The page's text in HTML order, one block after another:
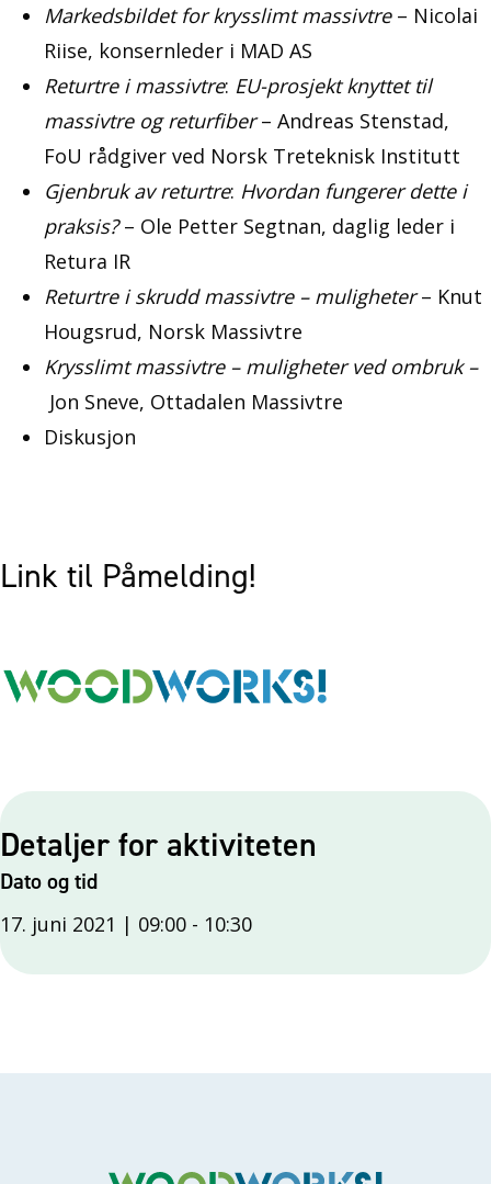
Markedsbildet for krysslimt massivtre– Nicolai
Riise, konsernleder i MAD AS
Returtre i massivtre: EU-prosjekt knyttet til
massivtre og returfiber– Andreas Stenstad,
FoU rådgiver ved Norsk Treteknisk Institutt
Gjenbruk av returtre: Hvordan fungerer dette i
praksis?– Ole Petter Segtnan, daglig leder i
Retura IR
Returtre i skrudd massivtre – muligheter– Knut
Hougsrud, Norsk Massivtre
Krysslimt massivtre – muligheter ved ombruk –
Jon Sneve, Ottadalen Massivtre
Diskusjon
Link til Påmelding!
Detaljer for aktiviteten
Dato og tid
17. juni 2021 | 09:00 - 10:30